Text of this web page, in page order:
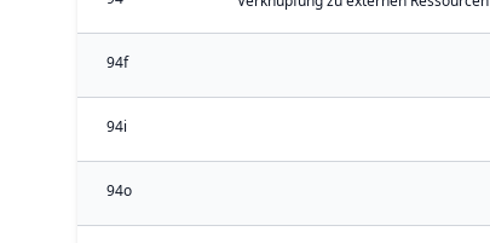
94f
94i
94o